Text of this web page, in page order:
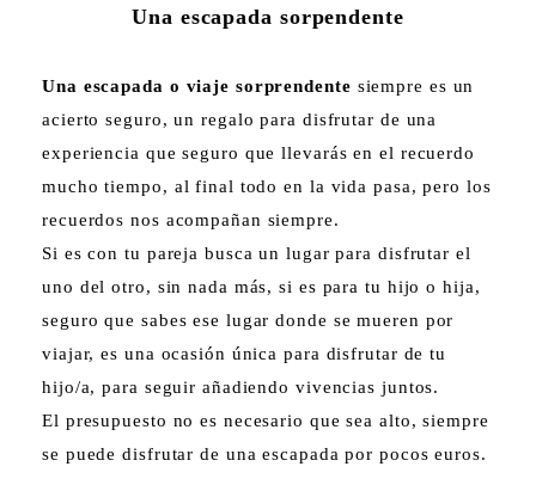
Una escapada sorpendente
Una escapada o viaje sorprendente siempre es un
acierto seguro, un regalo para disfrutar de una
experiencia que seguro que llevarás en el recuerdo
mucho tiempo, al final todo en la vida pasa, pero los
recuerdos nos acompañan siempre.
Si es con tu pareja busca un lugar para disfrutar el
uno del otro, sin nada más, si es para tu hijo o hija,
seguro que sabes ese lugar donde se mueren por
viajar, es una ocasión única para disfrutar de tu
hijo/a, para seguir añadiendo vivencias juntos.
El presupuesto no es necesario que sea alto, siempre
se puede disfrutar de una escapada por pocos euros.